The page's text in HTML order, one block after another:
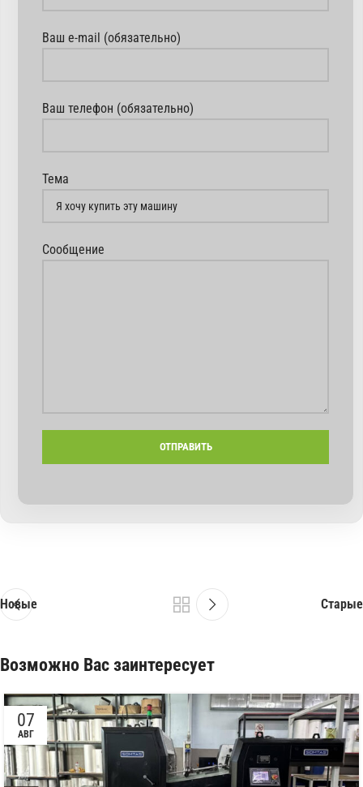
Ваш e-mail (обязательно)
Ваш телефон (обязательно)
Тема
Сообщение
Новые Старые
Возможно Вас заинтересует
07
АВГ